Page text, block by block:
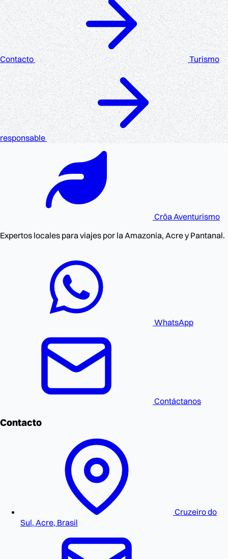
Contacto Turismo
responsable
CrôaAventurismo
Expertos locales para viajes por la Amazonia, Acre y Pantanal.
WhatsApp
Contáctanos
Contacto
Cruzeiro do
Sul, Acre, Brasil